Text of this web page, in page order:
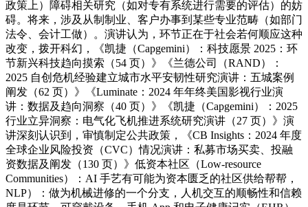
政策上）障碍相关研究（如对专有系统进行需要的评估）的妨
碍。将来，涉及从制制业、客户办事到某些专业范畴（如部门
法令、会计工做）。演讲认为，环节正在于社会若何顺应这种
改变，拨开科幻，《凯捷（Capgemini）：科技愿景 2025：环
节新兴科技趋向摸索（54 页）》《兰德公司（RAND）：
2025 自创危机经验建立城市水平安韧性研究演讲：五城案例
阐发（62 页）》《Luminate：2024 年年终美国影视行业演
讲：数据及趋向洞察（40 页）》《凯捷（Capgemini）：2025
行业立异洞察：电气化飞机推进系统研究演讲（27 页）》演
讲深刻认识到，审慎制定公共政策，《CB Insights：2024 年度
全球企业风险投资（CVC）情况演讲：私募市场买卖、投融
资数据及阐发（130 页）》低资本社区（Low-resource
Communities）：AI 手艺有可能为资本匮乏的社区供给帮帮，
NLP）：做为机械进修的一个分支，人机交互的顺畅性和信赖